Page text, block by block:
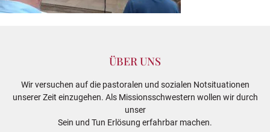
ÜBER UNS
Wir versuchen auf die pastoralen und sozialen Notsituationen
unserer Zeit einzugehen. Als Missionsschwestern wollen wir durch
unser
Sein und Tun Erlösung erfahrbar machen.